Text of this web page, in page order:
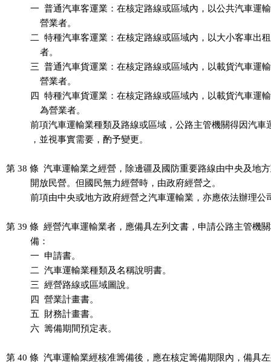
一  普通汽車客運業：在核定路線或區域內，以公共汽車運
              營業者。
二  特種汽車客運業：在核定路線或區域內，以大小客車出
              者。
三  普通汽車貨運業：在核定路線或區域內，以載貨汽車運
              營業者。
四  特種汽車貨運業：在核定路線或區域內，以載貨汽車運
              為營業者。
前項汽車運輸業種類及路線或區域，公路主管機關得因汽
          ，並視事實需要，酌予變更。
第 38 條  汽車運輸業之經營，除邊疆及國防重要路線由中央及地
          開放民營。但國民無力經營時，由政府經營之。
前項由中央或地方政府經營之汽車運輸業，亦應依法辦理公
第 39 條  經營汽車運輸業者，應備具左列文書，申請公路主管機
          備：
          一  申請書。
          二  汽車運輸業種類及名稱說明書。
          三  經營路線或區域圖說。
          四  營業計畫書。
          五  財務計畫書。
          六  籌備期間預定表。
第 40 條  汽車運輸業經核准籌備後，應在核定籌備期限內，備具